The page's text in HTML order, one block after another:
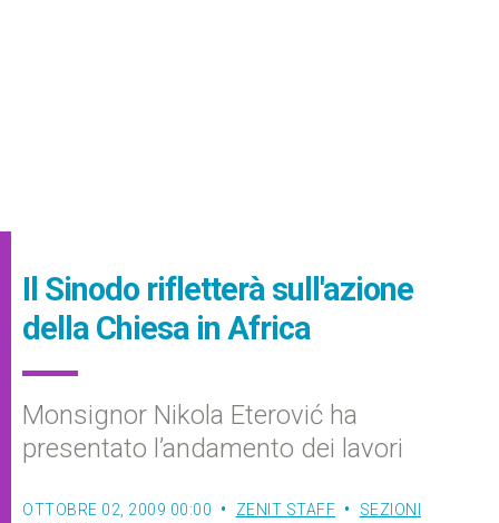
Il Sinodo rifletterà sull'azione
della Chiesa in Africa
Monsignor Nikola Eterović ha
presentato l’andamento dei lavori
OTTOBRE 02, 2009 00:00 ZENIT STAFF
SEZIONI